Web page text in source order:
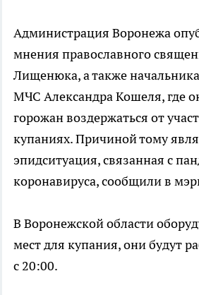
Администрация Воронежа
мнения православного
Лищенюка, а также
МЧС Александра Кошеля, где
горожан воздержаться от
купаниях. Причиной тому
эпидситуация, связанная с
коронавируса, сообщили в
В Воронежской области
мест для купания, они будут
с 20:00.